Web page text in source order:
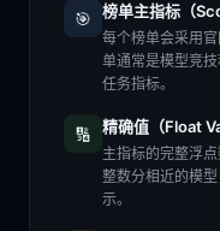
🎯 榜单主指标（
每个榜单会采用
单通常是模型竞
任务指标。
🔢 精确值（Float
主指标的完整浮
整数分相近的模
示。